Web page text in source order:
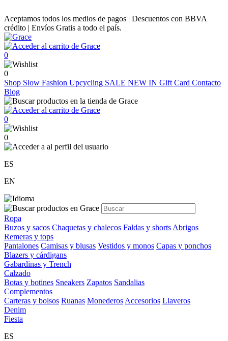
Aceptamos todos los medios de pagos | Descuentos con BBVA
crédito | Envíos Gratis a todo el país.
0
0
Shop Slow Fashion Upcycling SALE NEW IN Gift Card Contacto
Blog
0
0
ES
EN
Ropa
Buzos y sacos Chaquetas y chalecos Faldas y shorts Abrigos
Remeras y tops
Pantalones Camisas y blusas Vestidos y monos Capas y ponchos
Blazers y cárdigans
Gabardinas y Trench
Calzado
Botas y botines Sneakers Zapatos Sandalias
Complementos
Carteras y bolsos Ruanas Monederos Accesorios Llaveros
Denim
Fiesta
ES